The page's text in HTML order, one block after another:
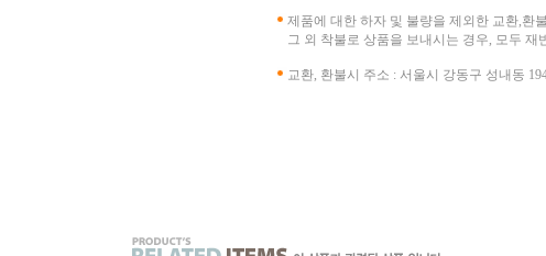
제품에 대한 하자 및 불량을 제외한 교환,환
그 외 착불로 상품을 보내시는 경우, 모두 재
교환, 환불시 주소 : 서울시 강동구 성내동